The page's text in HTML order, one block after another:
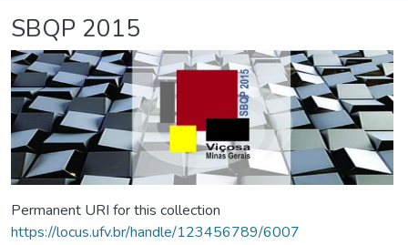
SBQP 2015
Permanent URI for this collection
https://locus.ufv.br/handle/123456789/6007